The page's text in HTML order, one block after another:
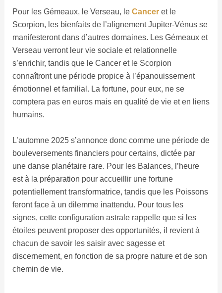
Pour les Gémeaux, le Verseau, le Canceret le
Scorpion, les bienfaits de l’alignement Jupiter-Vénus se
manifesteront dans d’autres domaines. Les Gémeaux et
Verseau verront leur vie sociale et relationnelle
s’enrichir, tandis que le Cancer et le Scorpion
connaîtront une période propice à l’épanouissement
émotionnel et familial. La fortune, pour eux, ne se
comptera pas en euros mais en qualité de vie et en liens
humains.
L’automne 2025 s’annonce donc comme une période de
bouleversements financiers pour certains, dictée par
une danse planétaire rare. Pour les Balances, l’heure
est à la préparation pour accueillir une fortune
potentiellement transformatrice, tandis que les Poissons
feront face à un dilemme inattendu. Pour tous les
signes, cette configuration astrale rappelle que si les
étoiles peuvent proposer des opportunités, il revient à
chacun de savoir les saisir avec sagesse et
discernement, en fonction de sa propre nature et de son
chemin de vie.